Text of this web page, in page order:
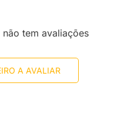
tem avaliações
A AVALIAR